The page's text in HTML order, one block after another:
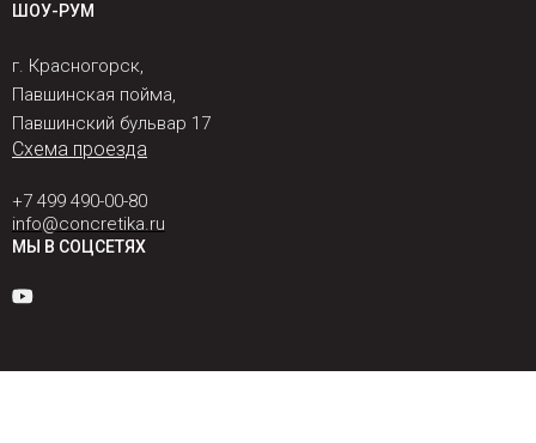
ШОУ-РУМ
г. Красногорск,
Павшинская пойма,
Павшинский бульвар 17
Схема проезда
+7 499 490-00-80
info@concretika.ru
МЫ В СОЦСЕТЯХ